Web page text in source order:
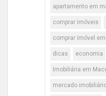
apartamento em
comprar imóveis
comprar imóvel
dicas economia
Imobiliária em
mercado